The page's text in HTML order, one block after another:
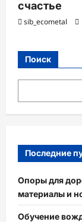
счастье
sib_ecometal
Поиск
Последние
Опоры для
материалы и
Обучение